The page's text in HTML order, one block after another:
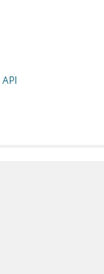
API